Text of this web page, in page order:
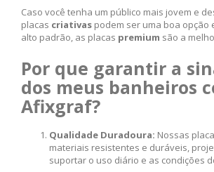
Caso você tenha um público mais jovem e
placas criativas podem ser uma boa opção
alto padrão, as placas premium são a
Por que garantir a
dos meus banheiros
Afixgraf?
Qualidade Duradoura: Nossas
materiais resistentes e duráveis,
suportar o uso diário e as condições